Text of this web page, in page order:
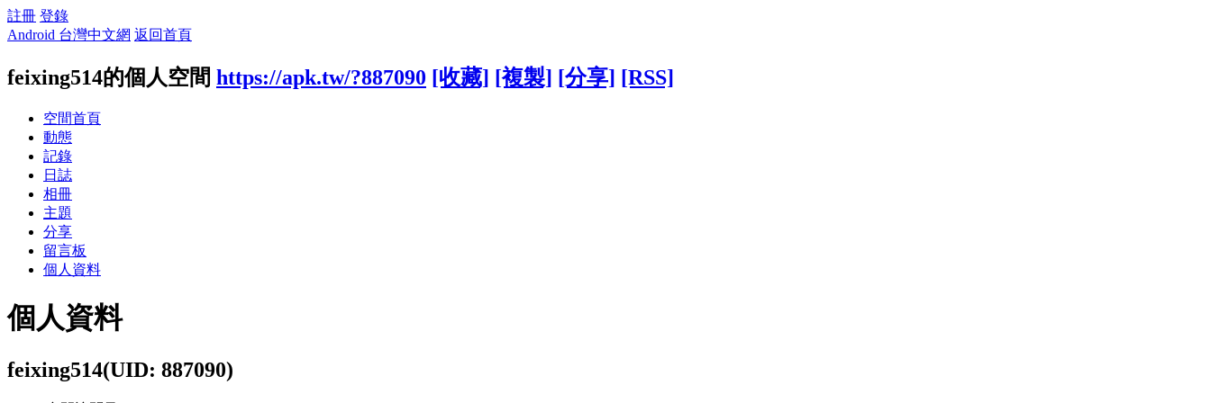
註冊 登錄
Android 台灣中文網 返回首頁
feixing514的個人空間 https://apk.tw/?887090 [收藏] [複製] [分享] [RSS]
空間首頁
動態
記錄
日誌
相冊
主題
分享
留言板
個人資料
個人資料
feixing514(UID: 887090)